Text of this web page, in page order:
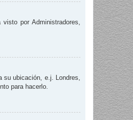
por Administradores,
ubicación, e.j. Londres,
para hacerlo.